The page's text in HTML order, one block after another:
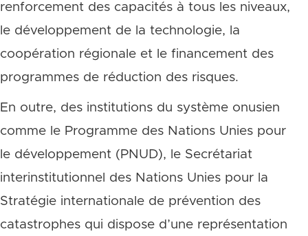
renforcement des capacités à tous les niveaux,
le développement de la technologie, la
coopération régionale et le financement des
programmes de réduction des risques.
En outre, des institutions du système onusien
comme le Programme des Nations Unies pour
le développement (PNUD), le Secrétariat
interinstitutionnel des Nations Unies pour la
Stratégie internationale de prévention des
catastrophes qui dispose d’une représentation